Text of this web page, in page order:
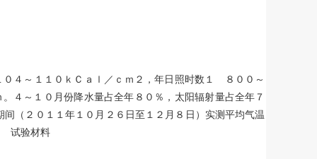
４～１１０ｋＣａｌ／ｃｍ２，年日照时数１ ８００～
～１０月份降水量占全年８０％，太阳辐射量占全年７
（２０１１年１０月２６日至１２月８日）实测平均气温
试验材料